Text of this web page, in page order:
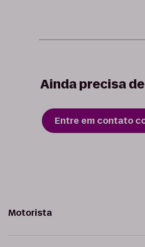
Ainda precisa
Entre em contato
Motorista